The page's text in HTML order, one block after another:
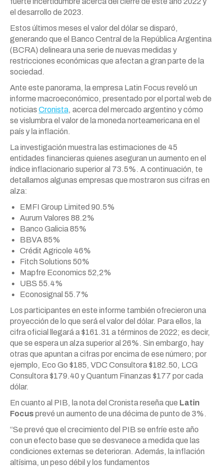
el desarrollo de 2023.
Estos últimos meses el valor del dólar se disparó,
generando que el Banco Central de la República Argentina
(BCRA) delineara una serie de nuevas medidas y
restricciones económicas que afectan a gran parte de la
sociedad.
Ante este panorama, la empresa Latin Focus reveló un
informe macroeconómico, presentado por el portal web de
noticias Cronista, acerca del mercado argentino y cómo
se vislumbra el valor de la moneda norteamericana en el
país y la inflación.
La investigación muestra las estimaciones de 45
entidades financieras quienes aseguran un aumento en el
índice inflacionario superior al 73.5%. A continuación, te
detallamos algunas empresas que mostraron sus cifras en
alza:
EMFI Group Limited 90.5%
Aurum Valores 88.2%
Banco Galicia 85%
BBVA 85%
Crédit Agricole 46%
Fitch Solutions 50%
Mapfre Economics 52,2%
UBS 55.4%
Econosignal 55.7%
Los participantes en este informe también ofrecieron una
proyección de lo que será el valor del dólar. Para ellos, la
cifra oficial llegará a $161.31 a términos de 2022; es decir,
que se espera un alza superior al 26%. Sin embargo, hay
otras que apuntan a cifras por encima de ese número; por
ejemplo, Eco Go $185, VDC Consultora $182.50, LCG
Consultora $179.40 y Quantum Finanzas $177 por cada
dólar.
En cuanto al PIB, la nota del Cronista reseña que Latin
Focusprevé un aumento de una décima de punto de 3%.
“Se prevé que el crecimiento del PIB se enfríe este año
con un efecto base que se desvanece a medida que las
condiciones externas se deterioran. Además, la inflación
altísima, un peso débil y los fundamentos